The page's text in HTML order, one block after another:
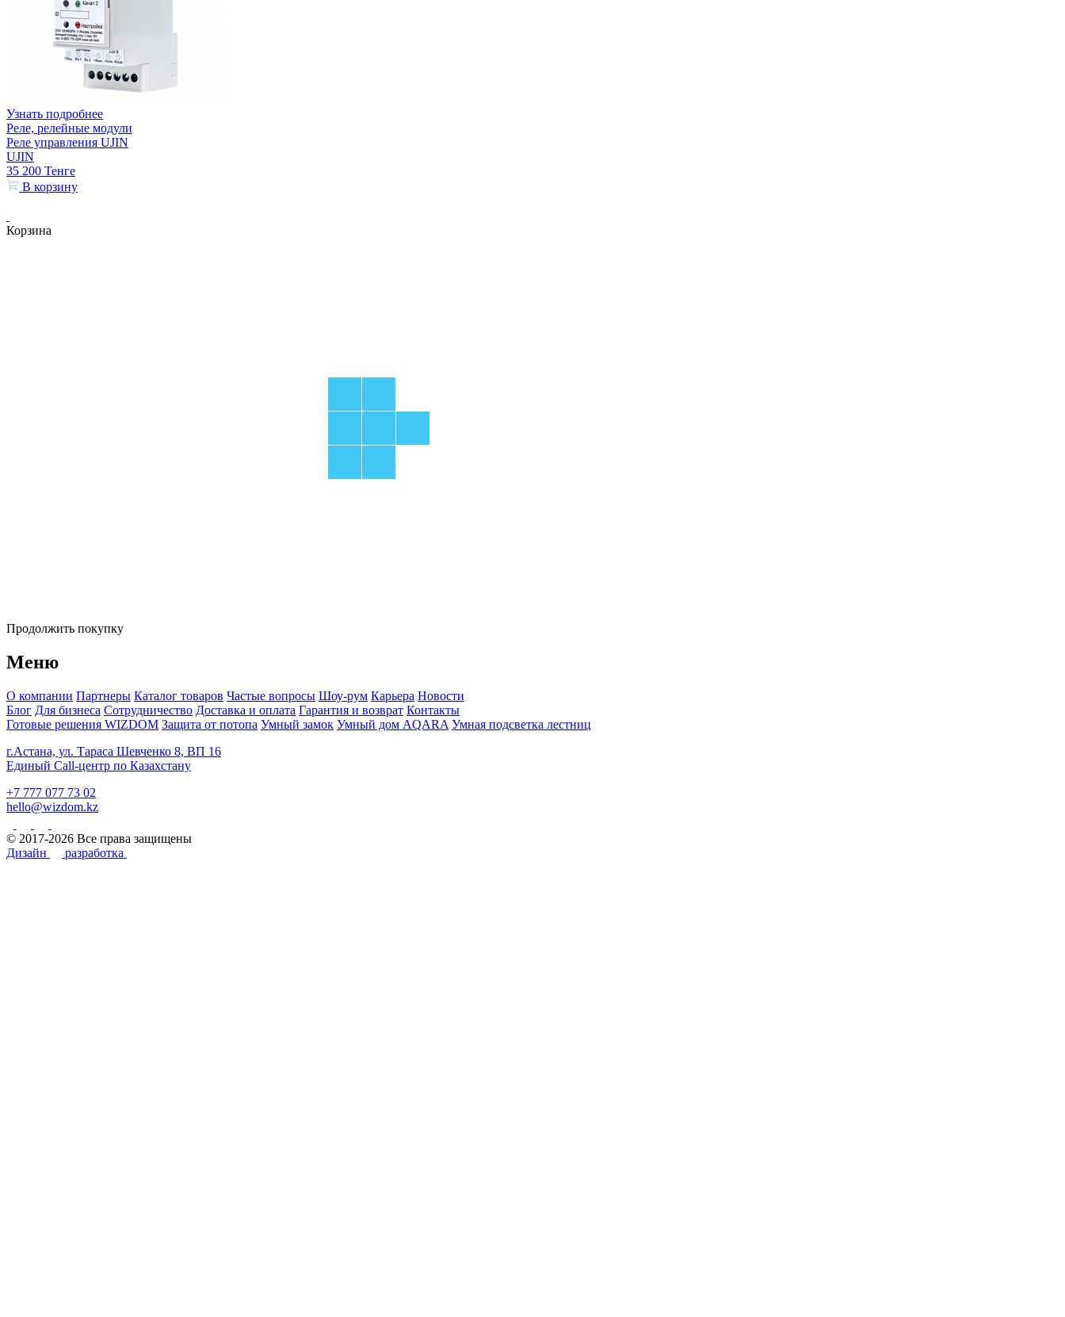
Узнать подробнее
Реле, релейные модули
Реле управления UJIN
UJIN
35 200 Тенге
В корзину
Корзина
Продолжить покупку
Меню
О компании Партнеры Каталог товаров Частые вопросы Шоу-рум Карьера Новости
Блог Для бизнеса Сотрудничество Доставка и оплата Гарантия и возврат Контакты
Готовые решения WIZDOM Защита от потопа Умный замок Умный дом AQARA Умная подсветка лестниц
г.Астана, ул. Тараса Шевченко 8, ВП 16
Единый Call-центр по Казахстану
+7 777 077 73 02
hello@wizdom.kz
© 2017-2026 Все права защищены
Дизайн
разработка